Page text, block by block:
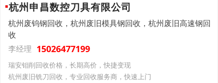
杭州申昌数控刀具有限公司
杭州废钨钢回收，杭州废旧模具钢回收，杭州废旧高速钢回
收
李经理 15026477199
瑞安钼削回收价格，长期高价，快捷变现
杭州废旧铣刀回收，专业回收服务商，快速上门